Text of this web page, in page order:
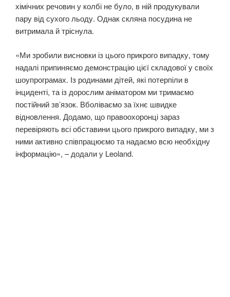
хімічних речовин у колбі не було, в ній продукували
пару від сухого льоду. Однак скляна посудина не
витримала й тріснула.
«Ми зробили висновки із цього прикрого випадку, тому
надалі припиняємо демонстрацію цієї складової у своїх
шоупрограмах. Із родинами дітей, які потерпіли в
інциденті, та із дорослим аніматором ми тримаємо
постійний зв’язок. Вболіваємо за їхнє швидке
відновлення. Додамо, що правоохоронці зараз
перевіряють всі обставини цього прикрого випадку, ми з
ними активно співпрацюємо та надаємо всю необхідну
інформацію», – додали у Leoland.